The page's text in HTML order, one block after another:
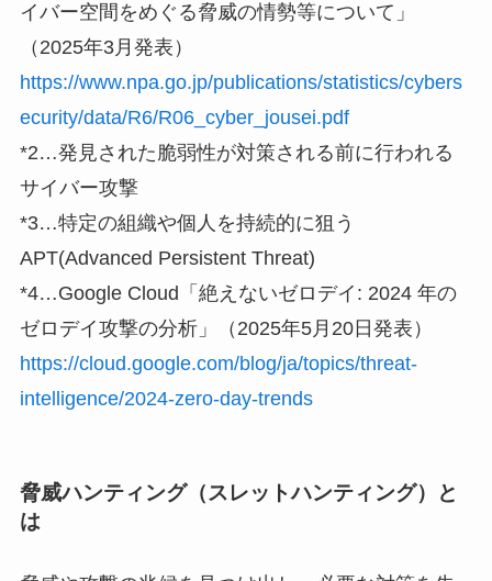
イバー空間をめぐる脅威の情勢等について」
（2025年3月発表）
https://www.npa.go.jp/publications/statistics/cybers
ecurity/data/R6/R06_cyber_jousei.pdf
*2…発見された脆弱性が対策される前に行われる
サイバー攻撃
*3…特定の組織や個人を持続的に狙う
APT(Advanced Persistent Threat)
*4…Google Cloud「絶えないゼロデイ: 2024 年の
ゼロデイ攻撃の分析」（2025年5月20日発表）
https://cloud.google.com/blog/ja/topics/threat-
intelligence/2024-zero-day-trends
脅威ハンティング（スレットハンティング）と
は